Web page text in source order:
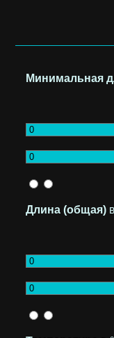
Минимальная
Длина (общая)